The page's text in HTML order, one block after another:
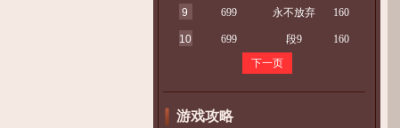
9 699 永不放弃 160
10 699 段9
160
下一页
游戏攻略